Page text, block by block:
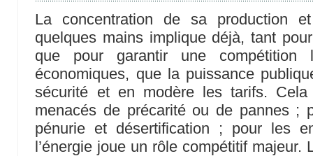
La concentration de sa production
quelques mains implique déjà, tant
que pour garantir une compétition
économiques, que la puissance
sécurité et en modère les tarifs.
menacés de précarité ou de pannes ;
pénurie et désertification ; pour les
l’énergie joue un rôle compétitif majeur.